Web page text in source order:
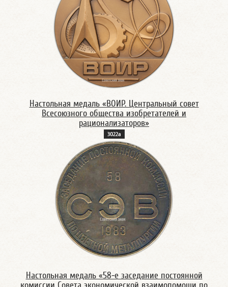
Настольная медаль «ВОИР. Центральный совет
Всесоюзного общества изобретателей и
рационализаторов»
3022а
Настольная медаль «58-е заседание постоянной